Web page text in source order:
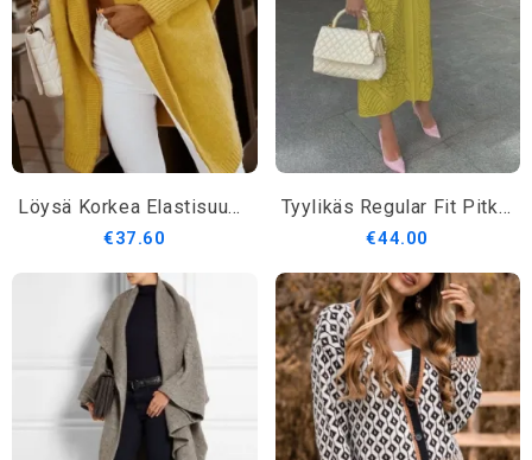
Löysä Korkea Elastisuus Tavallinen Villapaita Hupullinen Pitkähihainen Takki
€37.60
Tyylikäs Regular Fit Pitkähihainen Villatakki
€44.00